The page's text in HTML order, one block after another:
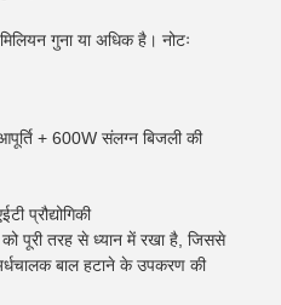
गुना या अधिक है। नोटः
+ 600W संलग्न बिजली की
प्रौद्योगिकी
पूरी तरह से ध्यान में रखा है, जिससे
बाल हटाने के उपकरण की